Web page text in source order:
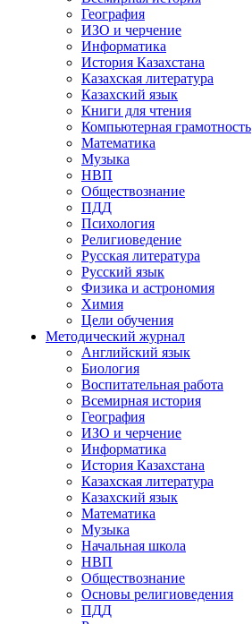
География
ИЗО и черчение
Информатика
История Казахстана
Казахская литература
Казахский язык
Книги для чтения
Компьютерная грамотность
Математика
Музыка
НВП
Обществознание
ПДД
Психология
Религиоведение
Русская литература
Русский язык
Физика и астрономия
Химия
Цели обучения
Методический журнал
Английский язык
Биология
Воспитательная работа
Всемирная история
География
ИЗО и черчение
Информатика
История Казахстана
Казахская литература
Казахский язык
Математика
Музыка
Начальная школа
НВП
Обществознание
Основы религиоведения
ПДД